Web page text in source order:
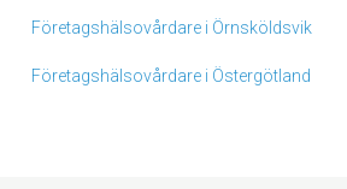
Företagshälsovårdare i Örnsköldsvik
Företagshälsovårdare i Östergötland